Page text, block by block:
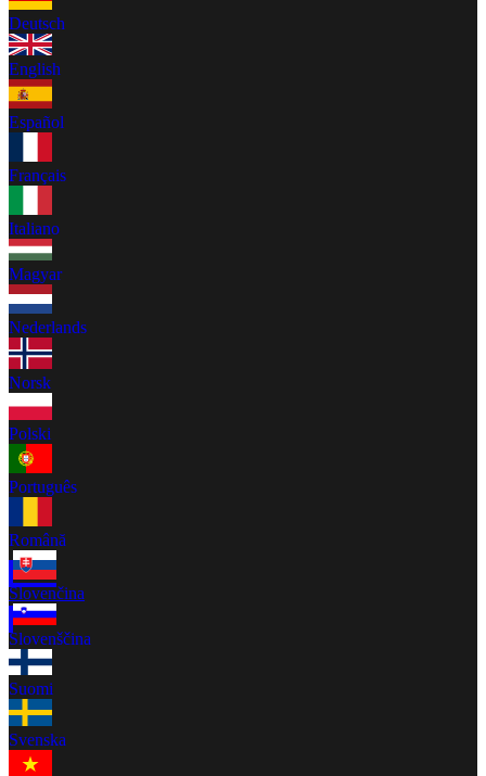
Deutsch
English
Español
Français
Italiano
Magyar
Nederlands
Norsk
Polski
Português
Română
Slovenčina
Slovenščina
Suomi
Svenska